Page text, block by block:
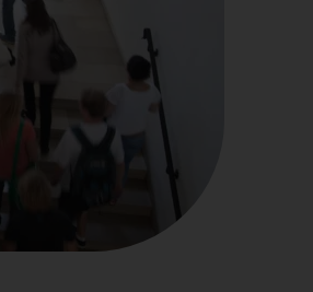
Die Pädagogische Hochschule
Weingarten erweitert ihr
Studienangebot mit einem
Masterstudiengang Psychologie
Schwerpunkt Lern- und
Beratungspsychologie.
Hochschule
eine im Auftrag
Stiftung erstellte
von
die
aus der
für den nächsten
an der AWW der PH
seit April möglich.
erfahren
Hochschule
hat sich zum Ziel gesetzt,
Hochschule zu